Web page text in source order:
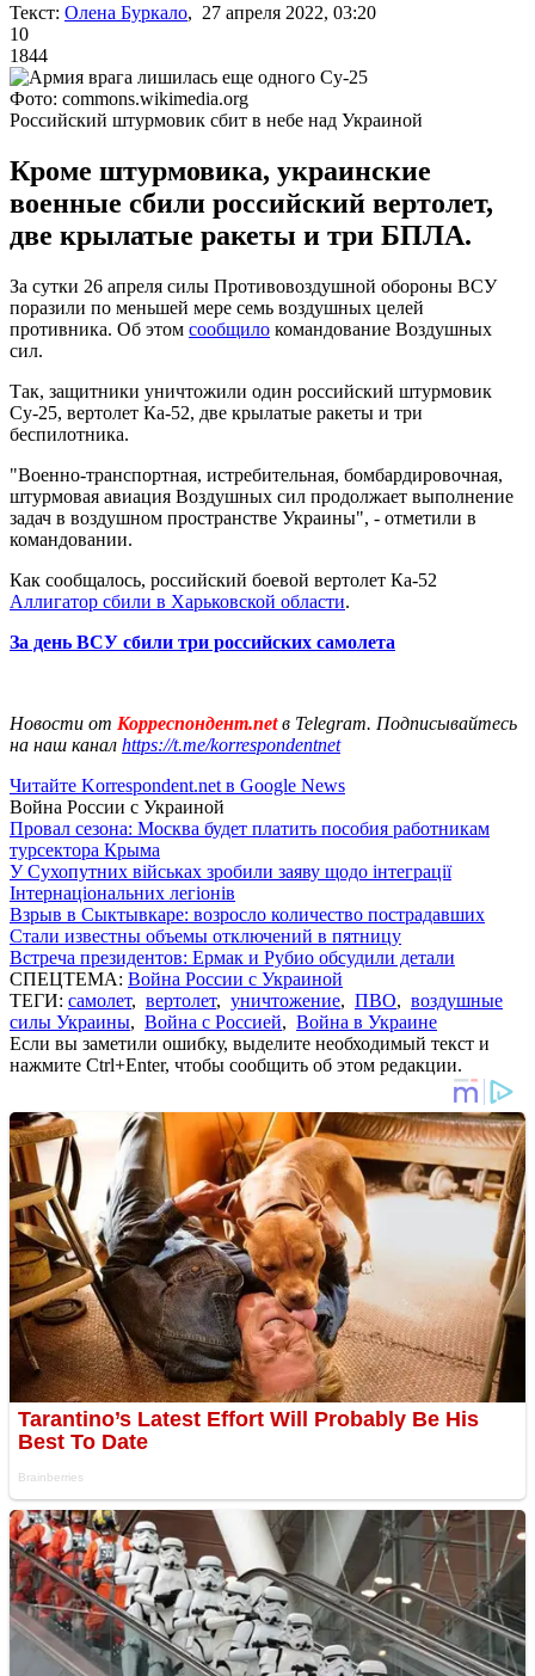
Текст: Олена Буркало, 27 апреля 2022, 03:20
10
1844
Фото: commons.wikimedia.org
Российский штурмовик сбит в небе над Украиной
Кроме штурмовика, украинские
военные сбили российский вертолет,
две крылатые ракеты и три БПЛА.
За сутки 26 апреля силы Противовоздушной обороны ВСУ
поразили по меньшей мере семь воздушных целей
противника. Об этом сообщило командование Воздушных
сил.
Так, защитники уничтожили один российский штурмовик
Су-25, вертолет Ка-52, две крылатые ракеты и три
беспилотника.
"Военно-транспортная, истребительная, бомбардировочная,
штурмовая авиация Воздушных сил продолжает выполнение
задач в воздушном пространстве Украины", - отметили в
командовании.
Как сообщалось, российский боевой вертолет Ка-52
Аллигатор сбили в Харьковской области.
За день ВСУ сбили три российских самолета
Новости от Корреспондент.netв Telegram. Подписывайтесь
на наш канал https://t.me/korrespondentnet
Читайте Korrespondent.net в Google News
Война России с Украиной
Провал сезона: Москва будет платить пособия работникам
турсектора Крыма
У Сухопутних військах зробили заяву щодо інтеграції
Інтернаціональних легіонів
Взрыв в Сыктывкаре: возросло количество пострадавших
Стали известны объемы отключений в пятницу
Встреча президентов: Ермак и Рубио обсудили детали
СПЕЦТЕМА: Война России с Украиной
ТЕГИ: самолет, вертолет, уничтожение, ПВО, воздушные
силы Украины, Война с Россией, Война в Украине
Если вы заметили ошибку, выделите необходимый текст и
нажмите Ctrl+Enter, чтобы сообщить об этом редакции.